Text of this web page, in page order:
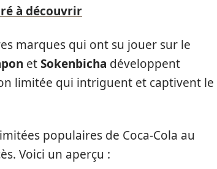
à découvrir
marques qui ont su jouer sur le
etSokenbicha développent
limitée qui intriguent et captivent le
populaires de Coca-Cola au
Voici un aperçu :